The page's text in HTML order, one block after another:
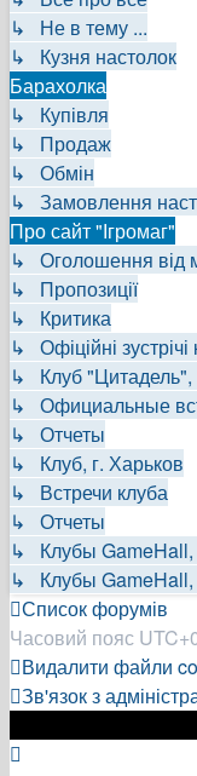
↳ Не в тему ...
↳ Кузня настолок
Барахолка
↳ Купівля
↳ Продаж
↳ Обмін
↳ Замовлення
Про сайт "Ігромаг"
↳ Оголошення від
↳ Пропозиції
↳ Критика
↳ Офіційні зустрічі
↳ Клуб "Цитадель",
↳ Официальные
↳ Отчеты
↳ Клуб, г. Харьков
↳ Встречи клуба
↳ Отчеты
↳ Клубы GameHall,
↳ Клубы GameHall,
Список форумів
Часовий пояс
Видалити файли
Зв'язок з